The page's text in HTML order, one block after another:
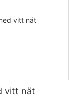
vitt nät